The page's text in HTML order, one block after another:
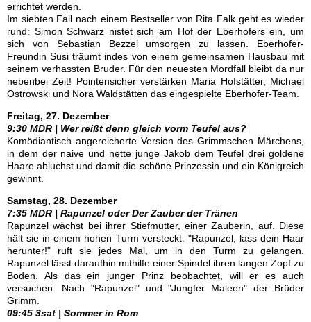
errichtet werden.
Im siebten Fall nach einem Bestseller von Rita Falk geht es wieder
rund: Simon Schwarz nistet sich am Hof der Eberhofers ein, um
sich von Sebastian Bezzel umsorgen zu lassen. Eberhofer-
Freundin Susi träumt indes von einem gemeinsamen Hausbau mit
seinem verhassten Bruder. Für den neuesten Mordfall bleibt da nur
nebenbei Zeit! Pointensicher verstärken Maria Hofstätter, Michael
Ostrowski und Nora Waldstätten das eingespielte Eberhofer-Team.
Freitag, 27. Dezember
9:30 MDR | Wer reißt denn gleich vorm Teufel aus?
Komödiantisch angereicherte Version des Grimmschen Märchens,
in dem der naive und nette junge Jakob dem Teufel drei goldene
Haare abluchst und damit die schöne Prinzessin und ein Königreich
gewinnt.
Samstag, 28. Dezember
7:35 MDR | Rapunzel oder Der Zauber der Tränen
Rapunzel wächst bei ihrer Stiefmutter, einer Zauberin, auf. Diese
hält sie in einem hohen Turm versteckt. "Rapunzel, lass dein Haar
herunter!" ruft sie jedes Mal, um in den Turm zu gelangen.
Rapunzel lässt daraufhin mithilfe einer Spindel ihren langen Zopf zu
Boden. Als das ein junger Prinz beobachtet, will er es auch
versuchen. Nach "Rapunzel" und "Jungfer Maleen" der Brüder
Grimm.
09:45 3sat | Sommer in Rom